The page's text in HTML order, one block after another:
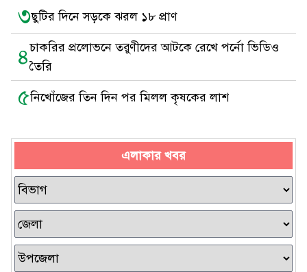
৩ছুটির দিনে সড়কে ঝরল ১৮ প্রাণ
৪চাকরির প্রলোভনে তরুণীদের আটকে রেখে পর্নো ভিডিও
তৈরি
৫নিখোঁজের তিন দিন পর মিলল কৃষকের লাশ
এলাকার খবর